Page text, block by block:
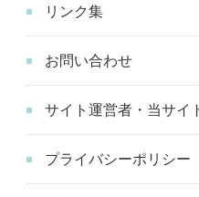
リンク集
お問い合わせ
サイト運営者・当サイ
プライバシーポリシー